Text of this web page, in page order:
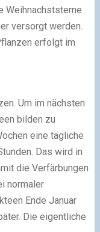
Weihnachststerne
versorgt werden.
erfolgt im
Um im nächsten
bilden zu
eine tägliche
Das wird in
die Verfärbungen
normaler
Ende Januar
Die eigentliche